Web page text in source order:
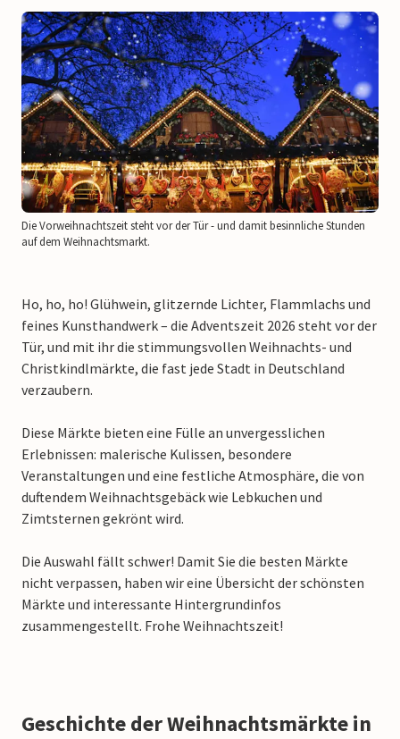
Die Vorweihnachtszeit steht vor der Tür - und damit besinnliche Stunden
auf dem Weihnachtsmarkt.
Ho, ho, ho! Glühwein, glitzernde Lichter, Flammlachs und
feines Kunsthandwerk – die Adventszeit 2026 steht vor der
Tür, und mit ihr die stimmungsvollen Weihnachts- und
Christkindlmärkte, die fast jede Stadt in Deutschland
verzaubern.
Diese Märkte bieten eine Fülle an unvergesslichen
Erlebnissen: malerische Kulissen, besondere
Veranstaltungen und eine festliche Atmosphäre, die von
duftendem Weihnachtsgebäck wie Lebkuchen und
Zimtsternen gekrönt wird.
Die Auswahl fällt schwer! Damit Sie die besten Märkte
nicht verpassen, haben wir eine Übersicht der schönsten
Märkte und interessante Hintergrundinfos
zusammengestellt. Frohe Weihnachtszeit!
Geschichte der Weihnachtsmärkte in